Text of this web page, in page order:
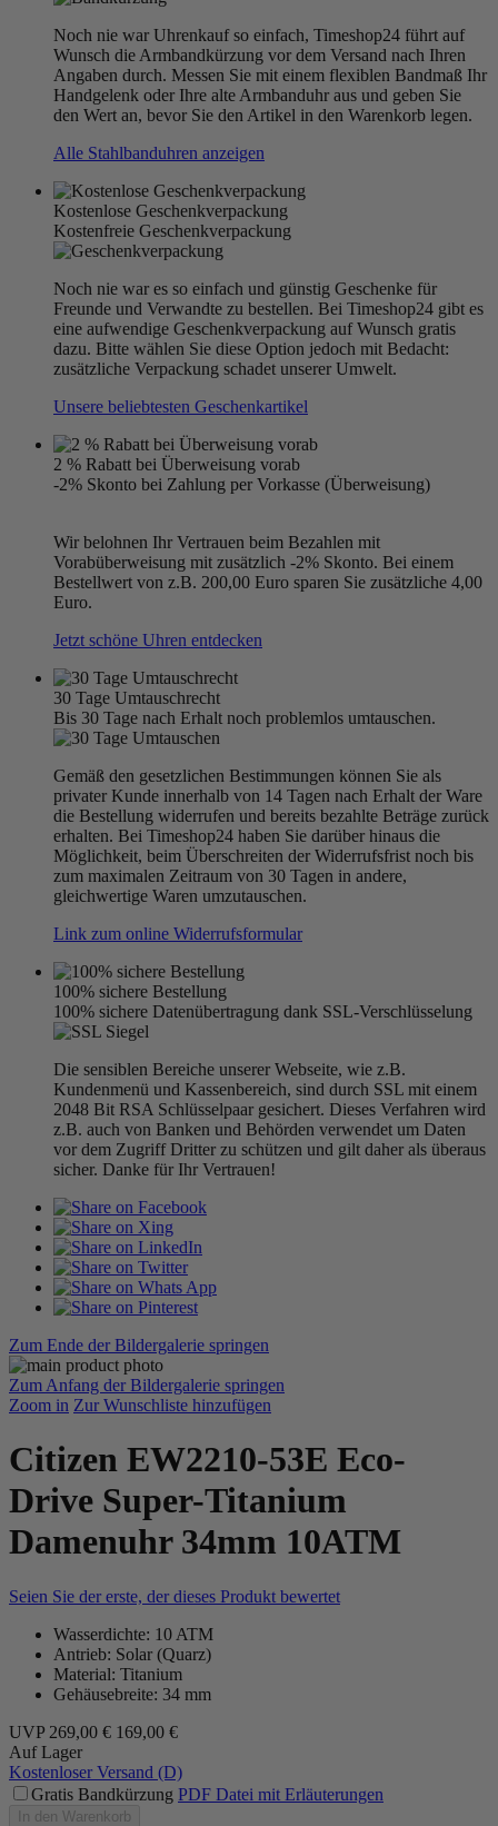
Noch nie war Uhrenkauf so einfach, Timeshop24 führt auf
Wunsch die Armbandkürzung vor dem Versand nach Ihren
Angaben durch. Messen Sie mit einem flexiblen Bandmaß Ihr
Handgelenk oder Ihre alte Armbanduhr aus und geben Sie
den Wert an, bevor Sie den Artikel in den Warenkorb legen.
Alle Stahlbanduhren anzeigen
Kostenlose Geschenkverpackung
Kostenfreie Geschenkverpackung
Noch nie war es so einfach und günstig Geschenke für
Freunde und Verwandte zu bestellen. Bei Timeshop24 gibt es
eine aufwendige Geschenkverpackung auf Wunsch gratis
dazu. Bitte wählen Sie diese Option jedoch mit Bedacht:
zusätzliche Verpackung schadet unserer Umwelt.
Unsere beliebtesten Geschenkartikel
2 % Rabatt bei Überweisung vorab
-2% Skonto bei Zahlung per Vorkasse (Überweisung)
Wir belohnen Ihr Vertrauen beim Bezahlen mit
Vorabüberweisung mit zusätzlich -2% Skonto. Bei einem
Bestellwert von z.B. 200,00 Euro sparen Sie zusätzliche 4,00
Euro.
Jetzt schöne Uhren entdecken
30 Tage Umtauschrecht
Bis 30 Tage nach Erhalt noch problemlos umtauschen.
Gemäß den gesetzlichen Bestimmungen können Sie als
privater Kunde innerhalb von 14 Tagen nach Erhalt der Ware
die Bestellung widerrufen und bereits bezahlte Beträge zurück
erhalten. Bei Timeshop24 haben Sie darüber hinaus die
Möglichkeit, beim Überschreiten der Widerrufsfrist noch bis
zum maximalen Zeitraum von 30 Tagen in andere,
gleichwertige Waren umzutauschen.
Link zum online Widerrufsformular
100% sichere Bestellung
100% sichere Datenübertragung dank SSL-Verschlüsselung
Die sensiblen Bereiche unserer Webseite, wie z.B.
Kundenmenü und Kassenbereich, sind durch SSL mit einem
2048 Bit RSA Schlüsselpaar gesichert. Dieses Verfahren wird
z.B. auch von Banken und Behörden verwendet um Daten
vor dem Zugriff Dritter zu schützen und gilt daher als überaus
sicher. Danke für Ihr Vertrauen!
Zum Ende der Bildergalerie springen
Zum Anfang der Bildergalerie springen
Zoom in Zur Wunschliste hinzufügen
Citizen EW2210-53E Eco-
Drive Super-Titanium
Damenuhr 34mm 10ATM
Seien Sie der erste, der dieses Produkt bewertet
Wasserdichte: 10 ATM
Antrieb: Solar (Quarz)
Material: Titanium
Gehäusebreite: 34 mm
UVP 269,00 € 169,00 €
Auf Lager
Kostenloser Versand (D)
Gratis Bandkürzung PDF Datei mit Erläuterungen
In den Warenkorb